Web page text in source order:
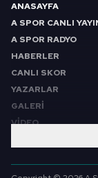
ANASAYFA
A SPOR CANLI
A SPOR RADYO
HABERLER
CANLI SKOR
YAZARLAR
GALERİ
VİDEO
SABAH SPORU